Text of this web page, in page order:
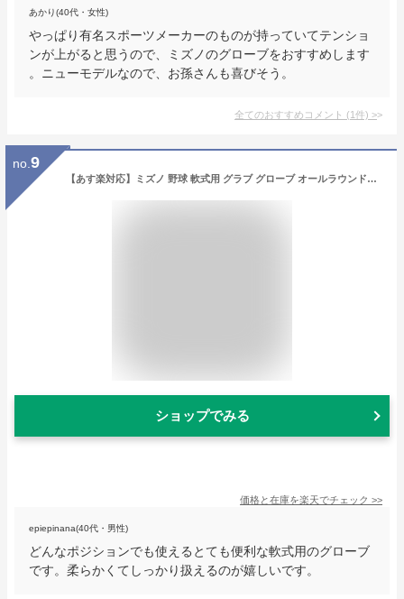
あかり(40代・女性)
やっぱり有名スポーツメーカーのものが持っていてテンショ
ンが上がると思うので、ミズノのグローブをおすすめします
。ニューモデルなので、お孫さんも喜びそう。
全てのおすすめコメント (1件) >
no. 9
【あす楽対応】ミズノ 野球 軟式用 グラブ グローブ オールラウンド用 BALL PARK サイズ11 エントリーモデル 中学生～大人用 1AJGR12920
ショップでみる
価格と在庫を楽天でチェック >>
epiepinana(40代・男性)
どんなポジションでも使えるとても便利な軟式用のグローブ
です。柔らかくてしっかり扱えるのが嬉しいです。